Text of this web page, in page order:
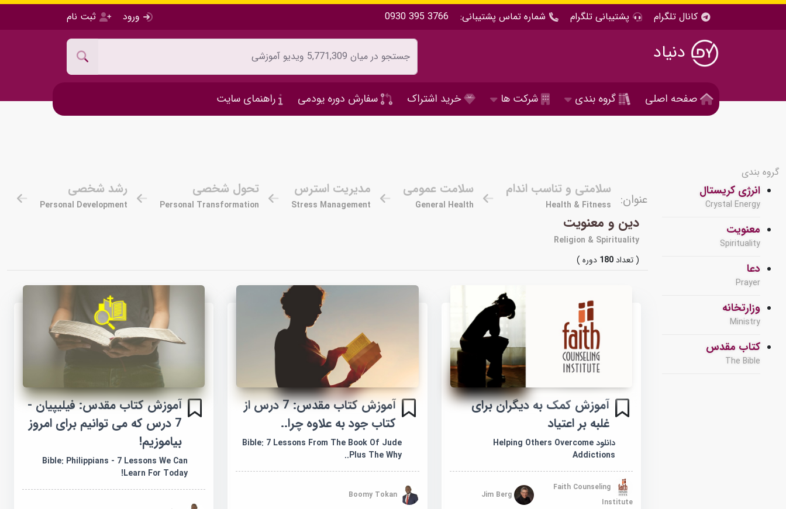
کانال تلگرام پشتیبانی تلگرام شماره تماس پشتیبانی: 0930 395 3766 ورود ثبت نام
دنیاد
صفحه اصلی گروه بندی شرکت ها خرید اشتراک سفارش دوره یودمی راهنمای سایت
گروه بندی
انرژی کریستال
Crystal Energy
معنویت
Spirituality
دعا
Prayer
وزارتخانه
Ministry
کتاب مقدس
The Bible
عنوان:
سلامتی و تناسب اندام
Health & Fitness
سلامت عمومی
General Health
مدیریت استرس
Stress Management
تحول شخصی
Personal Transformation
رشد شخصی
Personal Development
دین و معنویت
Religion & Spirituality
( تعداد180 دوره )
آموزش کمک به دیگران برای
غلبه بر اعتیاد
دانلود Helping Others Overcome
Addictions
Faith Counseling
Institute
Jim Berg
آموزش کتاب مقدس: 7 درس از
کتاب جود به علاوه چرا..
Bible: 7 Lessons From The Book Of Jude
Plus The Why..
Boomy Tokan
آموزش کتاب مقدس: فیلیپیان -
7 درس که می توانیم برای امروز
بیاموزیم!
Bible: Philippians - 7 Lessons We Can
Learn For Today!